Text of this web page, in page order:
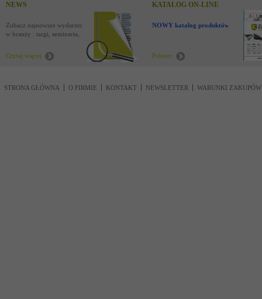
NEWS
Zobacz najnowsze wydarzenia
w branży : targi, seminaria,
Czytaj więcej
KATALOG ON-LINE
NOWY katalog produktów !
Pobierz
STRONA GŁÓWNA O FIRMIE KONTAKT NEWSLETTER WARUNKI ZAKUPÓW